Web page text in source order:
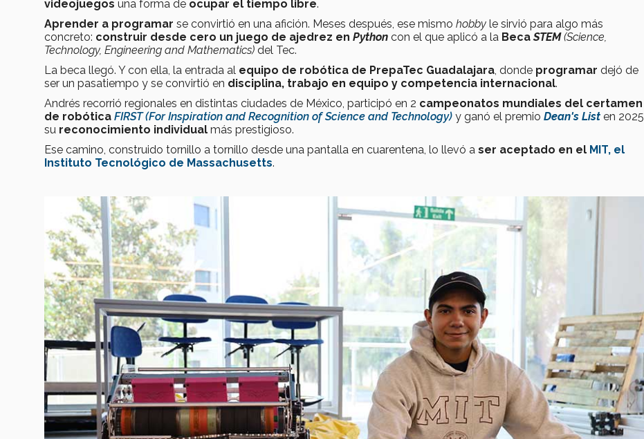
videojuegos una forma de ocupar el tiempo libre.
Aprender a programar se convirtió en una afición. Meses después, ese mismo hobby le sirvió para algo más
concreto: construir desde cero un juego de ajedrez en Python con el que aplicó a la BecaSTEM (Science,
Technology, Engineering and Mathematics) del Tec.
La beca llegó. Y con ella, la entrada al equipo de robótica de PrepaTec Guadalajara , donde programar dejó de
ser un pasatiempo y se convirtió en disciplina, trabajo en equipo y competencia internacional.
Andrés recorrió regionales en distintas ciudades de México, participó en 2 campeonatos mundiales del certamen
de robótica FIRST (For Inspiration and Recognition of Science and Technology) y ganó el premio Dean's List en 2025,
su reconocimiento individual más prestigioso.
Ese camino, construido tornillo a tornillo desde una pantalla en cuarentena, lo llevó a ser aceptado en el MIT, el
Instituto Tecnológico de Massachusetts.